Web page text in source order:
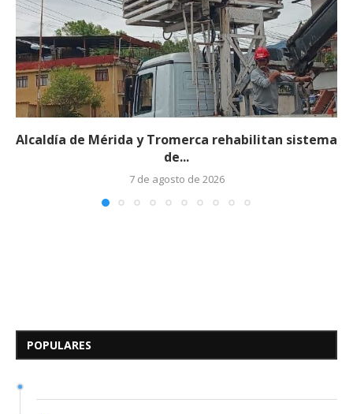
Alcaldía de Mérida y Tromerca rehabilitan sistema
de...
7 de agosto de 2026
POPULARESDesconocidos del...